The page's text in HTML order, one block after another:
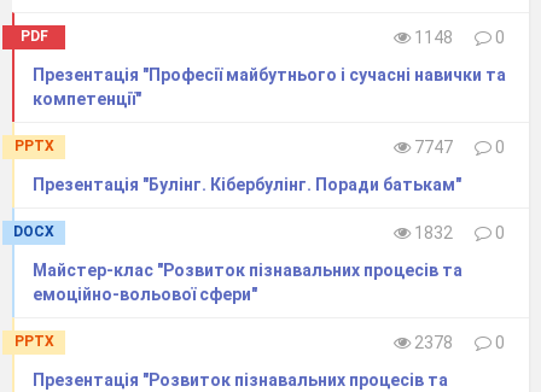
PDF 1148
0
Презентація "Професії майбутнього і сучасні навички та
компетенції"
PPTX 7747
0
Презентація "Булінг. Кібербулінг. Поради батькам"
DOCX 1832
0
Майстер-клас "Розвиток пізнавальних процесів та
емоційно-вольової сфери"
PPTX 2378
0
Презентація "Розвиток пізнавальних процесів та